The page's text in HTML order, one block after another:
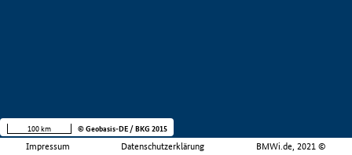
Impressum Datenschutzerklärung BMWi.de, 2021 ©
100 km © Geobasis-DE / BKG 2015